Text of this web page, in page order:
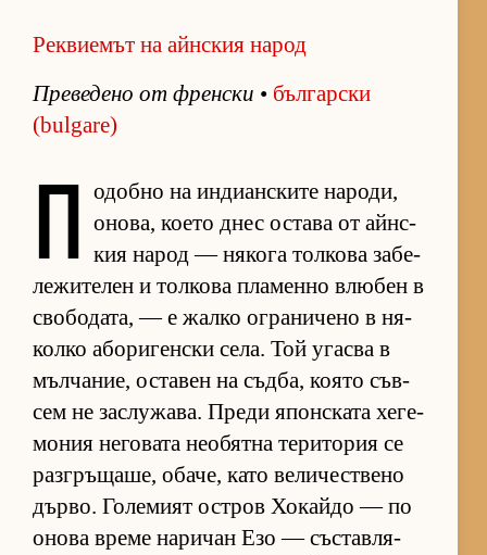
Реквиемът на айнския народ
Пре­ве­дено от френ­ски • бъл­гар­ски
(bulgare)
П о­добно на ин­ди­ан­с­ките на­ро­ди,
оно­ва, ко­ето днес ос­тава от айн­с­
кия на­род — ня­кога тол­кова за­бе­
ле­жи­те­лен и тол­кова пла­менно влю­бен в
сво­бо­да­та, — е жалко ог­ра­ни­чено в ня­
колко або­ри­ген­ски се­ла. Той угасва в
мъл­ча­ние, ос­та­вен на съд­ба, ко­ято съв­
сем не зас­лу­жа­ва. Преди япон­с­ката хе­ге­
мо­ния не­го­вата не­о­бятна те­ри­то­рия се
раз­г­ръ­ща­ше, оба­че, като ве­ли­чес­т­вено
дър­во. Го­ле­мият ос­т­ров Хо­кайдо — по
онова време на­ри­чан Езо — със­тав­ля­